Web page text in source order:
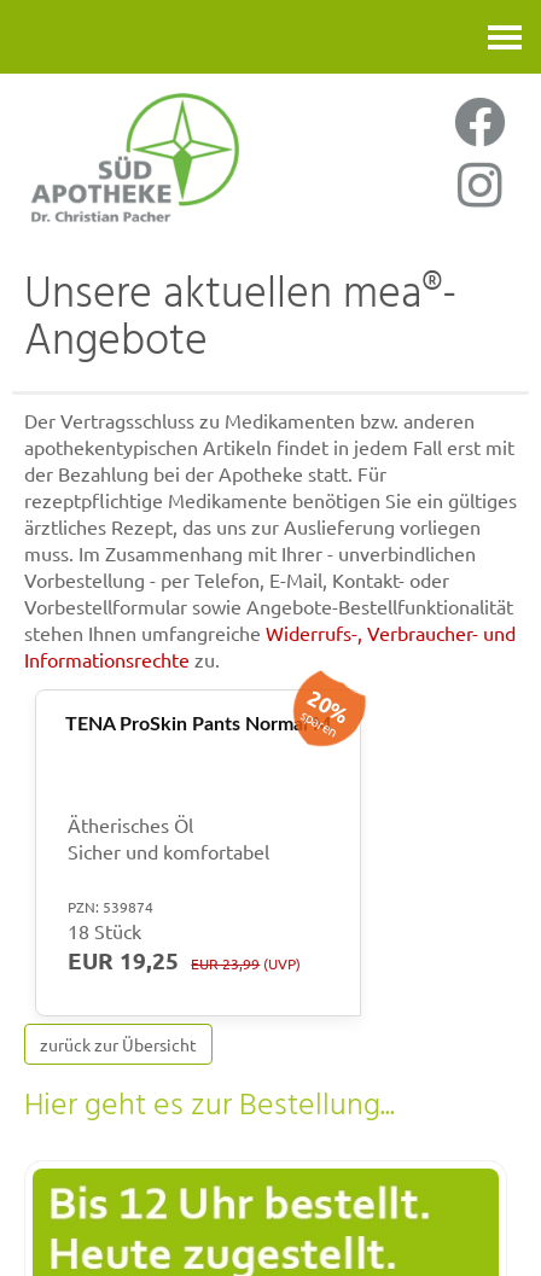
Unsere aktuellen mea®-
Angebote
Der Vertragsschluss zu Medikamenten bzw. anderen
apothekentypischen Artikeln findet in jedem Fall erst mit
der Bezahlung bei der Apotheke statt. Für
rezeptpflichtige Medikamente benötigen Sie ein gültiges
ärztliches Rezept, das uns zur Auslieferung vorliegen
muss. Im Zusammenhang mit Ihrer - unverbindlichen
Vorbestellung - per Telefon, E-Mail, Kontakt- oder
Vorbestellformular sowie Angebote-Bestellfunktionalität
stehen Ihnen umfangreiche Widerrufs-, Verbraucher- und
Informationsrechte zu.
TENA ProSkin Pants Normal M20%
sparen
Ätherisches Öl
Sicher und komfortabel
PZN: 539874
18 Stück
EUR 19,25 EUR 23,99(UVP)
zurück zur Übersicht
Hier geht es zur Bestellung...